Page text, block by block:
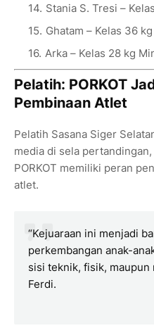
Stania S. Tresi –
Ghatam – Kelas 36
Arka – Kelas 28 kg
Pelatih: PORKOT
Pembinaan Atlet
Pelatih Sasana Siger
media di sela
PORKOT memiliki peran
atlet.
“Kejuaraan ini menjadi
perkembangan anak-
sisi teknik, fisik, maupun
Ferdi.